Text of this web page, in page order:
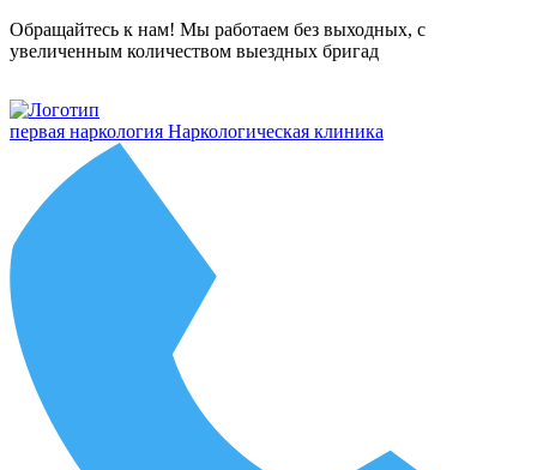
Обращайтесь к нам! Мы работаем без выходных, с
увеличенным количеством выездных бригад
первая наркология Наркологическая клиника